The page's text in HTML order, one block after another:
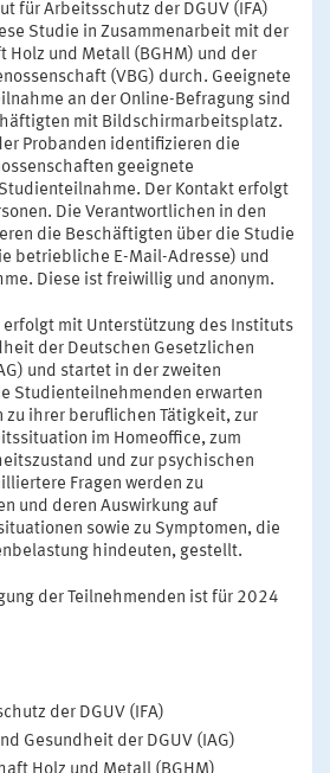
für Arbeitsschutz der DGUV (IFA)
Studie in Zusammenarbeit mit der
Holz und Metall (BGHM) und der
(VBG) durch. Geeignete
an der Online-Befragung sind
mit Bildschirmarbeitsplatz.
Probanden identifizieren die
geeignete
Der Kontakt erfolgt
Die Verantwortlichen in den
die Beschäftigten über die Studie
betriebliche E-Mail-Adresse) und
Diese ist freiwillig und anonym.
erfolgt mit Unterstützung des Instituts
der Deutschen Gesetzlichen
und startet in der zweiten
Studienteilnehmenden erwarten
zu ihrer beruflichen Tätigkeit, zur
im Homeoffice, zum
und zur psychischen
Fragen werden zu
und deren Auswirkung auf
sowie zu Symptomen, die
hindeuten, gestellt.
der Teilnehmenden ist für 2024
der DGUV (IFA)
Gesundheit der DGUV (IAG)